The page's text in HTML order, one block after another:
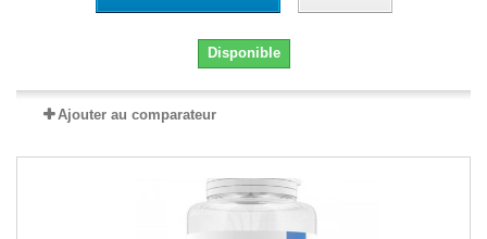
Disponible
Ajouter au comparateur